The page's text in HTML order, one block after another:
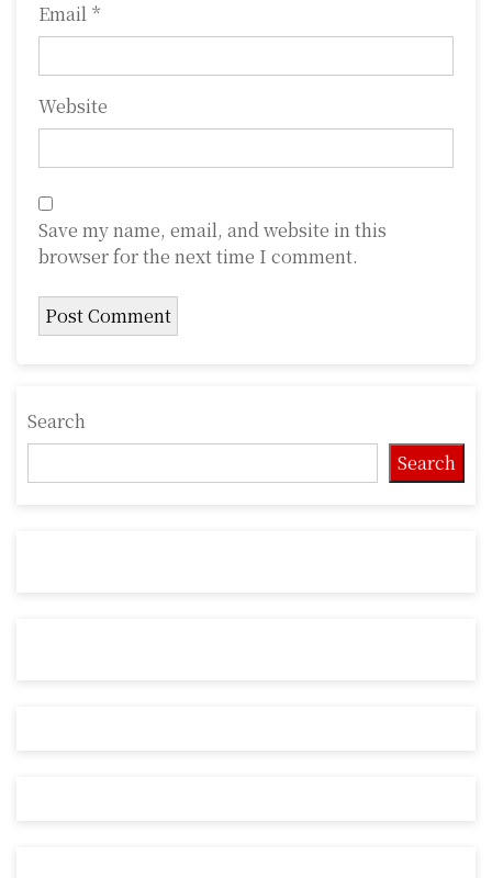
Email *
Website
Save my name, email, and website in this
browser for the next time I comment.
Search
Search